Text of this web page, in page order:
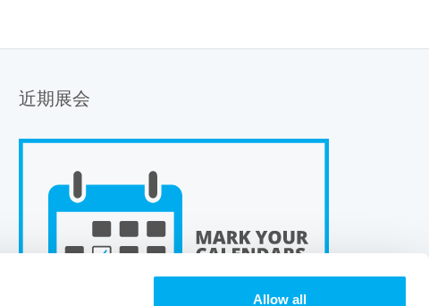
Allow all
近期展会